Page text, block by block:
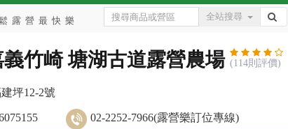
全站搜尋
義竹崎 塘湖古道露營農場 (114則評價)
坪12-2號
02-2252-7966(露營樂訂位專線)